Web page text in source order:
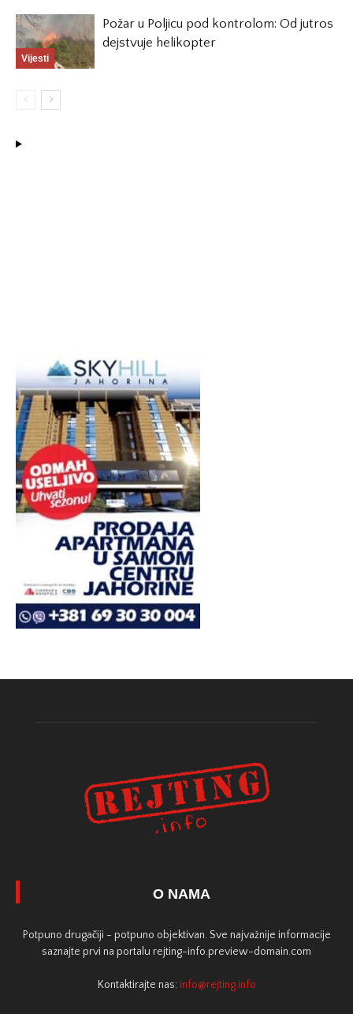
Vijesti
Požar u Poljicu pod kontrolom: Od jutros
dejstvuje helikopter
O NAMA
Potpuno drugačiji - potpuno objektivan. Sve najvažnije informacije
saznajte prvi na portalu rejting-info.preview-domain.com
Kontaktirajte nas: info@rejting.info